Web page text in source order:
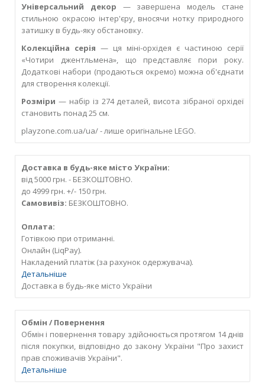
Універсальний декор — завершена модель стане
стильною окрасою інтер'єру, вносячи нотку природного
затишку в будь-яку обстановку.
Колекційна серія — ця міні-орхідея є частиною серії
«Чотири джентльмена», що представляє пори року.
Додаткові набори (продаються окремо) можна об'єднати
для створення колекції.
Розміри — набір із 274 деталей, висота зібраної орхідеї
становить понад 25 см.
playzone.com.ua/ua/ - лише оригінальне LEGO.
Доставка в будь-яке місто України:
від 5000 грн. - БЕЗКОШТОВНО.
до 4999 грн. +/- 150 грн.
Самовивіз: БЕЗКОШТОВНО.
Оплата:
Готівкою при отриманні.
Онлайн (LiqPay).
Накладений платіж (за рахунок одержувача).
Детальніше
Доставка в будь-яке місто України
Обмін / Повернення
Обмін і повернення товару здійснюється протягом 14 днів
після покупки, відповідно до закону України "Про захист
прав споживачів України".
Детальніше